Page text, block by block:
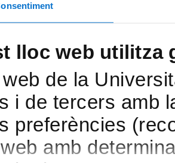
lloc web utilitza
de la
i de tercers amb
preferències
amb